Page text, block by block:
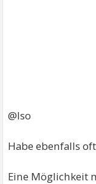
@Iso
Habe ebenfalls
Eine Möglichkeit